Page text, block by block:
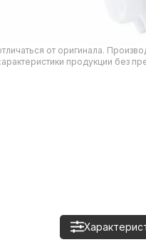
от оригинала.
продукции без